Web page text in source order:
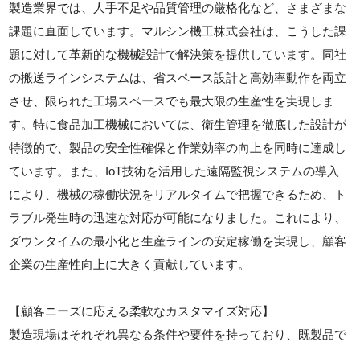
製造業界では、人手不足や品質管理の厳格化など、さまざまな
課題に直面しています。マルシン機工株式会社は、こうした課
題に対して革新的な機械設計で解決策を提供しています。同社
の搬送ラインシステムは、省スペース設計と高効率動作を両立
させ、限られた工場スペースでも最大限の生産性を実現しま
す。特に食品加工機械においては、衛生管理を徹底した設計が
特徴的で、製品の安全性確保と作業効率の向上を同時に達成し
ています。また、IoT技術を活用した遠隔監視システムの導入
により、機械の稼働状況をリアルタイムで把握できるため、ト
ラブル発生時の迅速な対応が可能になりました。これにより、
ダウンタイムの最小化と生産ラインの安定稼働を実現し、顧客
企業の生産性向上に大きく貢献しています。
【顧客ニーズに応える柔軟なカスタマイズ対応】
製造現場はそれぞれ異なる条件や要件を持っており、既製品で